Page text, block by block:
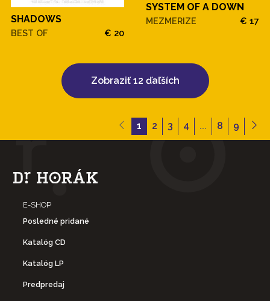
SHADOWS
BEST OF € 20
SYSTEM OF A DOWN
MEZMERIZE € 17
Zobraziť 12 ďaľších
1 2 3 4 ... 8 9
E-SHOP
Posledné pridané
Katalóg CD
Katalóg LP
Predpredaj